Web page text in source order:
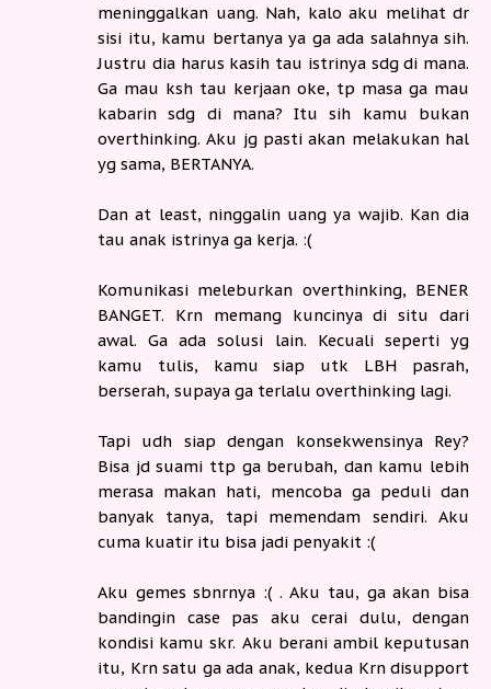
meninggalkan uang. Nah, kalo aku melihat dr
sisi itu, kamu bertanya ya ga ada salahnya sih.
Justru dia harus kasih tau istrinya sdg di mana.
Ga mau ksh tau kerjaan oke, tp masa ga mau
kabarin sdg di mana? Itu sih kamu bukan
overthinking. Aku jg pasti akan melakukan hal
yg sama, BERTANYA.
Dan at least, ninggalin uang ya wajib. Kan dia
tau anak istrinya ga kerja. :(
Komunikasi meleburkan overthinking, BENER
BANGET. Krn memang kuncinya di situ dari
awal. Ga ada solusi lain. Kecuali seperti yg
kamu tulis, kamu siap utk LBH pasrah,
berserah, supaya ga terlalu overthinking lagi.
Tapi udh siap dengan konsekwensinya Rey?
Bisa jd suami ttp ga berubah, dan kamu lebih
merasa makan hati, mencoba ga peduli dan
banyak tanya, tapi memendam sendiri. Aku
cuma kuatir itu bisa jadi penyakit :(
Aku gemes sbnrnya :( . Aku tau, ga akan bisa
bandingin case pas aku cerai dulu, dengan
kondisi kamu skr. Aku berani ambil keputusan
itu, Krn satu ga ada anak, kedua Krn disupport